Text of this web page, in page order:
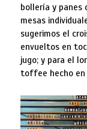
bollería y panes
mesas
sugerimos el
envueltos en
jugo; y para el
toffee hecho en